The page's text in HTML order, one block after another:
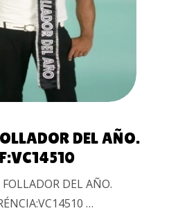
CARRITO
DEL AÑO.
DEL AÑO.
…